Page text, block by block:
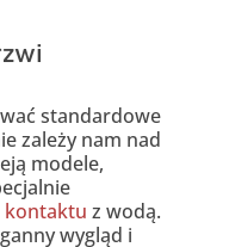
standardowe
zależy nam nad
modele,
kontaktu z wodą.
wygląd i